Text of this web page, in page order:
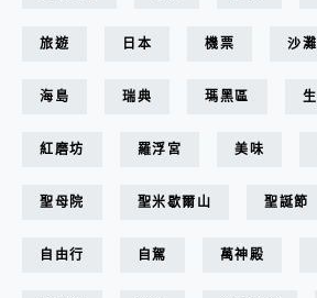
旅遊 日本 機票 沙灘
海島 瑞典 瑪黑區
紅磨坊 羅浮宮 美味
聖母院 聖米歇爾山 聖誕節
自由行 自駕 萬神殿